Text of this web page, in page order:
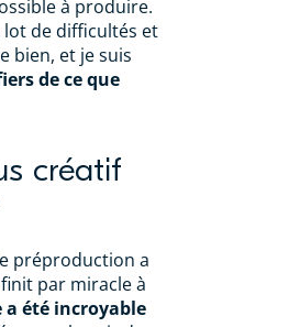
à produire.
lot de difficultés et
bien, et je suis
de ce que
créatif
préproduction a
par miracle à
a été incroyable